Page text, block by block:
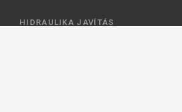
HIDRAULIKA JAVÍTÁS